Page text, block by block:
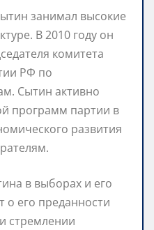
занимал высокие
В 2010 году он
комитета
РФ по
Сытин активно
программ партии в
развития
в выборах и его
о его преданности
стремлении